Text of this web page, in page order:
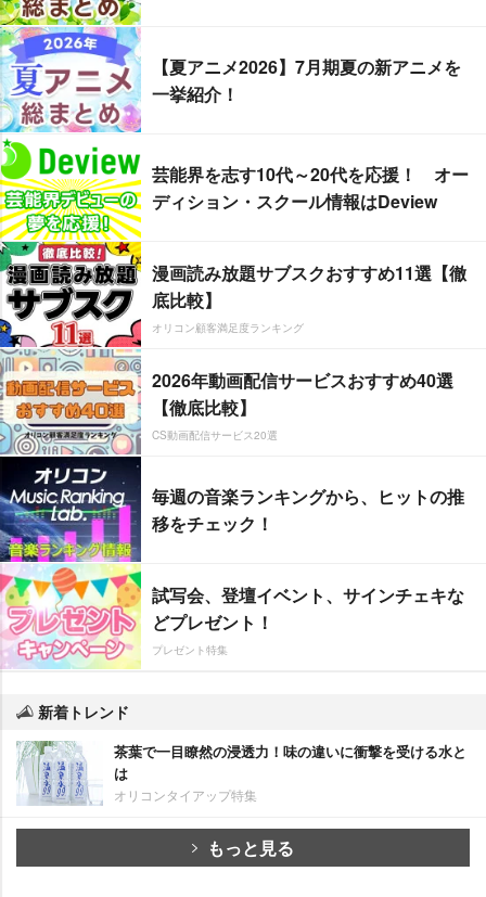
【夏アニメ2026】7月期夏の新アニメを
一挙紹介！
芸能界を志す10代～20代を応援！ オー
ディション・スクール情報はDeview
漫画読み放題サブスクおすすめ11選【徹
底比較】
オリコン顧客満足度ランキング
2026年動画配信サービスおすすめ40選
【徹底比較】
CS動画配信サービス20選
毎週の音楽ランキングから、ヒットの推
移をチェック！
試写会、登壇イベント、サインチェキな
どプレゼント！
プレゼント特集
新着トレンド
茶葉で一目瞭然の浸透力！味の違いに衝撃を受ける水と
は
オリコンタイアップ特集
もっと見る